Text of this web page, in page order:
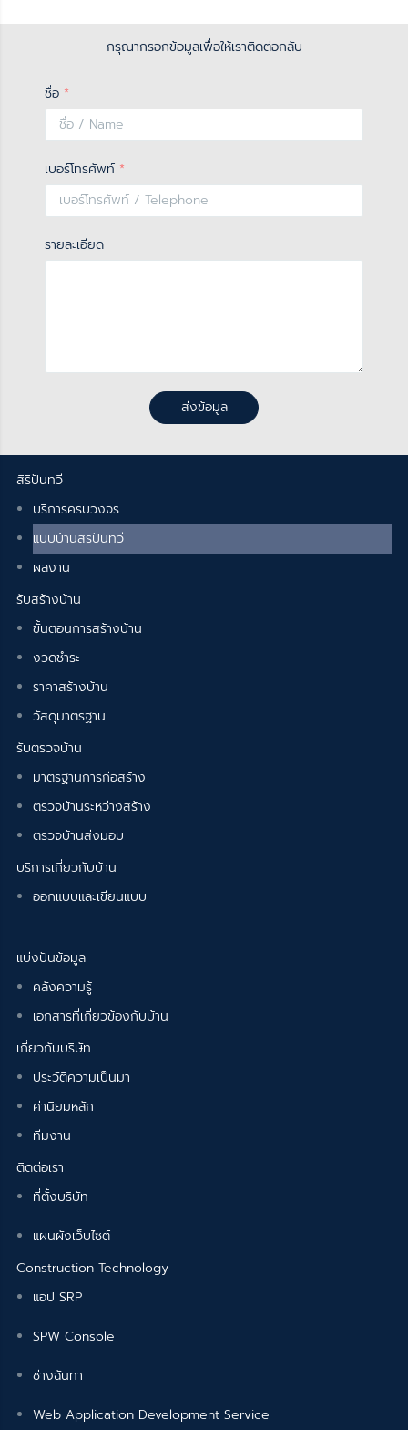
กรุณากรอกข้อมูลเพื่อให้เราติดต่อกลับ
ชื่อ *
เบอร์โทรศัพท์ *
รายละเอียด
ส่งข้อมูล
สิริปันทวี
บริการครบวงจร
แบบบ้านสิริปันทวี
ผลงาน
รับสร้างบ้าน
ขั้นตอนการสร้างบ้าน
งวดชำระ
ราคาสร้างบ้าน
วัสดุมาตรฐาน
รับตรวจบ้าน
มาตรฐานการก่อสร้าง
ตรวจบ้านระหว่างสร้าง
ตรวจบ้านส่งมอบ
บริการเกี่ยวกับบ้าน
ออกแบบและเขียนแบบ
แบ่งปันข้อมูล
คลังความรู้
เอกสารที่เกี่ยวข้องกับบ้าน
เกี่ยวกับบริษัท
ประวัติความเป็นมา
ค่านิยมหลัก
ทีมงาน
ติดต่อเรา
ที่ตั้งบริษัท
แผนผังเว็บไซต์
Construction Technology
แอป SRP
SPW Console
ช่างฉันทา
Web Application Development Service